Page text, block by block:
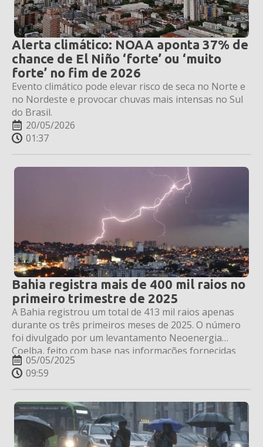
Alerta climático: NOAA aponta 37% de
chance de El Niño ‘forte’ ou ‘muito
forte’ no fim de 2026
Evento climático pode elevar risco de seca no Norte e
no Nordeste e provocar chuvas mais intensas no Sul
do Brasil.
20/05/2026
01:37
Bahia registra mais de 400 mil raios no
primeiro trimestre de 2025
A Bahia registrou um total de 413 mil raios apenas
durante os três primeiros meses de 2025. O número
foi divulgado por um levantamento Neoenergia
Coelba, feito com base nas informações fornecidas
pela Climatempo.
05/05/2025
09:59